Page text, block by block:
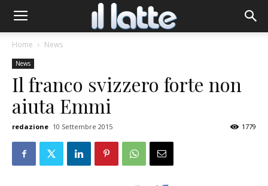
Home News
News
Il franco svizzero forte non
aiuta Emmi
redazione 10 Settembre 2015 1779